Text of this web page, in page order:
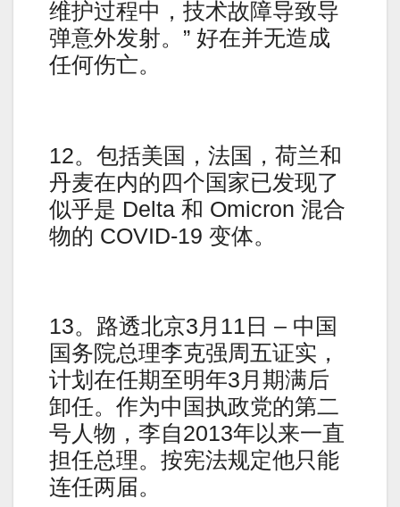
维护过程中，技术故障导致导
弹意外发射。” 好在并无造成
任何伤亡。
12。包括美国，法国，荷兰和
丹麦在内的四个国家已发现了
似乎是 Delta 和 Omicron 混合
物的 COVID-19 变体。
13。路透北京3月11日 – 中国
国务院总理李克强周五证实，
计划在任期至明年3月期满后
卸任。作为中国执政党的第二
号人物，李自2013年以来一直
担任总理。按宪法规定他只能
连任两届。